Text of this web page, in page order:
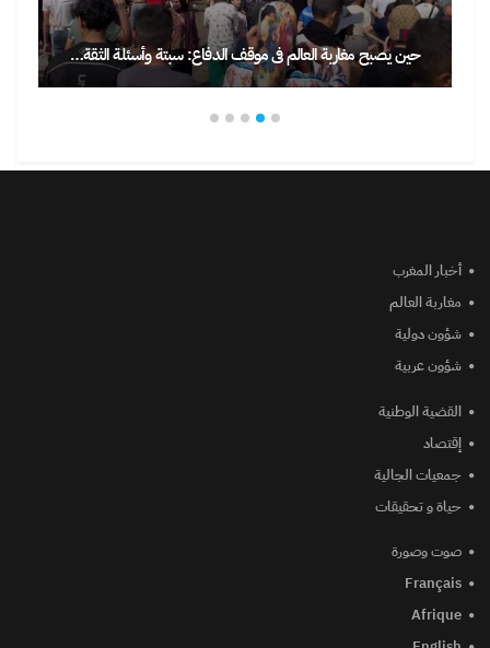
حين يصبح مغاربة العالم في موقف الدفاع: سبتة وأسئلة الثقة…
أخبار المغرب
مغاربة العالم
شؤون دولية
شؤون عربية
القضية الوطنية
إقتصاد
جمعيات الجالية
حياة و تحقيقات
صوت وصورة
Français
Afrique